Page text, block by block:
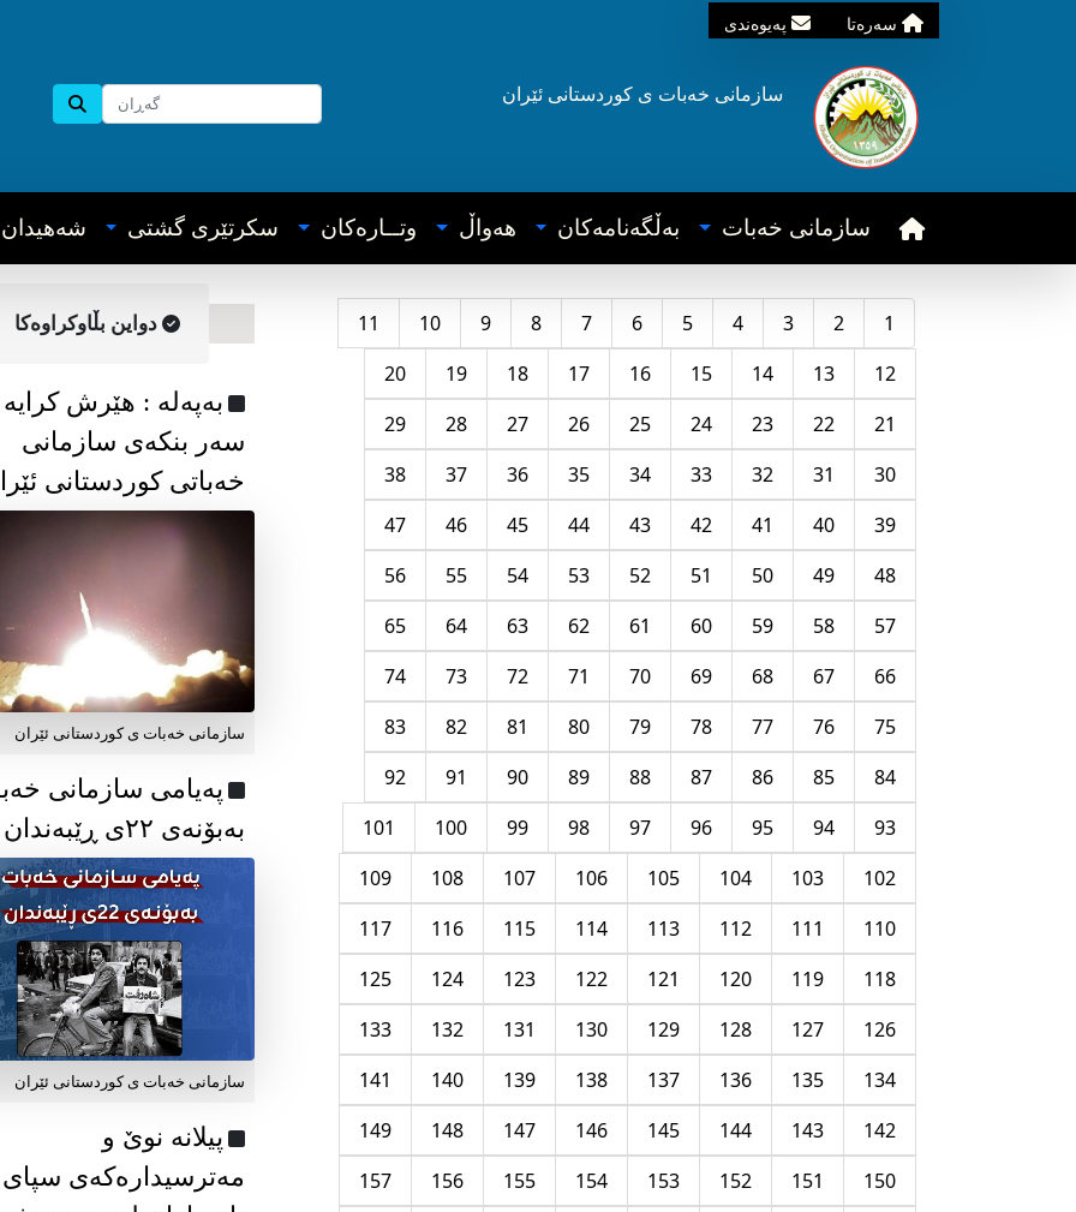
سه‌ره‌تا په‌یوه‌ندی
سازمانی خه‌بات ی کوردستانی ئێران
سازمانی خه‌بات به‌ڵگه‌نامه‌کان هه‌واڵ وتــاره‌کان سکرتێری گشتی شه‌هیدان
1
2
3
4
5
6
7
8
9
10
11
12
13
14
15
16
17
18
19
20
21
22
23
24
25
26
27
28
29
30
31
32
33
34
35
36
37
38
39
40
41
42
43
44
45
46
47
48
49
50
51
52
53
54
55
56
57
58
59
60
61
62
63
64
65
66
67
68
69
70
71
72
73
74
75
76
77
78
79
80
81
82
83
84
85
86
87
88
89
90
91
92
93
94
95
96
97
98
99
100
101
102
103
104
105
106
107
108
109
110
111
112
113
114
115
116
117
118
119
120
121
122
123
124
125
126
127
128
129
130
131
132
133
134
135
136
137
138
139
140
141
142
143
144
145
146
147
148
149
150
151
152
153
154
155
156
157
دواین بڵاوکراوه‌کا
به‌په‌له‌ : هێرش کرایە
سەر بنکەی سازمانی
خەباتی کوردستانی
سازمانی خەبات ی کوردستانی ئێران
پەیامی سازمانی
بەبۆنەی ۲۲ی ڕێبەندان
سازمانی خەبات ی كوردستانی ئێران
پیلانە نوێ و
مەترسیدارەکەی سپای